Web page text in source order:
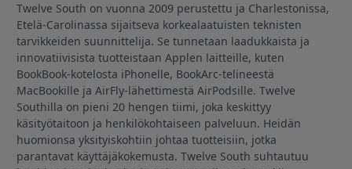
Twelve South on vuonna 2009 perustettu ja Charlestonissa,
Etelä-Carolinassa sijaitseva korkealaatuisten teknisten
tarvikkeiden suunnittelija. Se tunnetaan laadukkaista ja
innovatiivisista tuotteistaan Applen laitteille, kuten
BookBook-kotelosta iPhonelle, BookArc-telineestä
MacBookille ja AirFly-lähettimestä AirPodsille. Twelve
Southilla on pieni 20 hengen tiimi, joka keskittyy
käsityötaitoon ja henkilökohtaiseen palveluun. Heidän
huomionsa yksityiskohtiin johtaa tuotteisiin, jotka
parantavat käyttäjäkokemusta. Twelve South suhtautuu